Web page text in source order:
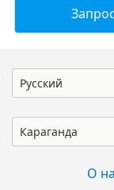
Русский
Караганда
О